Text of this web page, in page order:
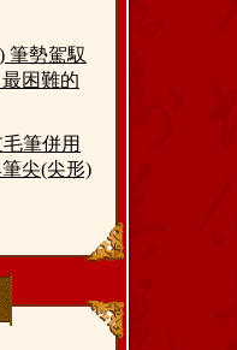
筆勢駕馭
困難的
筆併用
尖(尖形)